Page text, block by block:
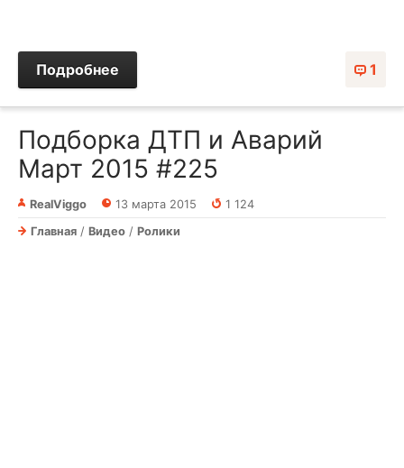
1
Подробнее
Подборка ДТП и Аварий
Март 2015 #225
RealViggo 13 марта 2015
1 124
Главная / Видео / Ролики